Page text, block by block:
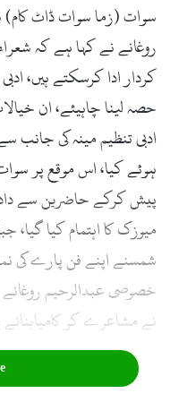
سوات (زما سوات ڈاٹ
روغانے نے کہا ہے کہ
کردار ادا کرسکتے ہیں،
حصہ لینا چاہیئے، ان
ادبی تنظیم مینہ کی
ہوئے کیا، اس موقع پر
پیش کرکے حاضرین سے داد
میوزک کا اہتمام کیا
شمسنے اپنے فن پارے کی
خصوصی عبدالرحیم
نے مشاعرے کو کامیابنانے